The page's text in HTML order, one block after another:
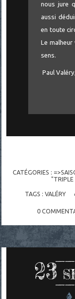
nous jure
aussi
en toute
Le malheur
sens.
Paul Valéry
CATÉGORIES :
"TRIPLE
TAGS : VALÉRY
0
23